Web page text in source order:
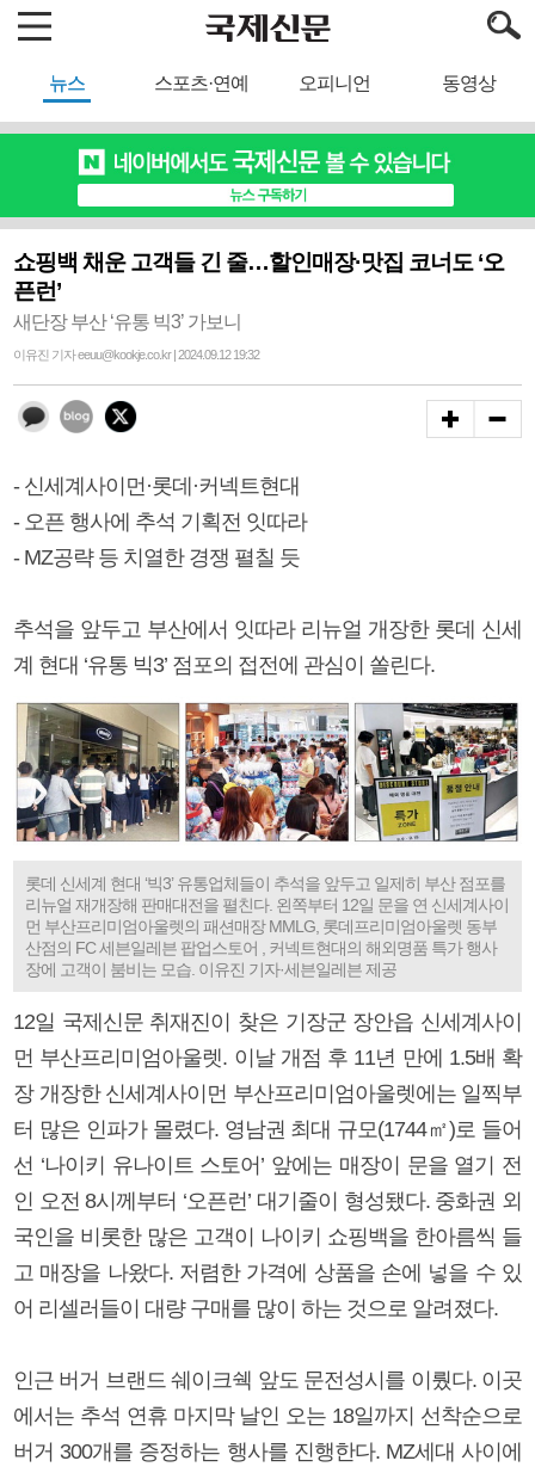
뉴스 스포츠·연예 오피니언 동영상
쇼핑백 채운 고객들 긴 줄…할인매장·맛집 코너도 ‘오
픈런’
새단장 부산 ‘유통 빅3’ 가보니
이유진 기자 eeuu@kookje.co.kr | 2024.09.12 19:32
- 신세계사이먼·롯데·커넥트현대
- 오픈 행사에 추석 기획전 잇따라
- MZ공략 등 치열한 경쟁 펼칠 듯
추석을 앞두고 부산에서 잇따라 리뉴얼 개장한 롯데 신세
계 현대 ‘유통 빅3’ 점포의 접전에 관심이 쏠린다.
롯데 신세계 현대 ‘빅3’ 유통업체들이 추석을 앞두고 일제히 부산 점포를
리뉴얼 재개장해 판매대전을 펼친다. 왼쪽부터 12일 문을 연 신세계사이
먼 부산프리미엄아울렛의 패션매장 MMLG, 롯데프리미엄아울렛 동부
산점의 FC 세븐일레븐 팝업스토어 , 커넥트현대의 해외명품 특가 행사
장에 고객이 붐비는 모습. 이유진 기자·세븐일레븐 제공
12일 국제신문 취재진이 찾은 기장군 장안읍 신세계사이
먼 부산프리미엄아울렛. 이날 개점 후 11년 만에 1.5배 확
장 개장한 신세계사이먼 부산프리미엄아울렛에는 일찍부
터 많은 인파가 몰렸다. 영남권 최대 규모(1744㎡)로 들어
선 ‘나이키 유나이트 스토어’ 앞에는 매장이 문을 열기 전
인 오전 8시께부터 ‘오픈런’ 대기줄이 형성됐다. 중화권 외
국인을 비롯한 많은 고객이 나이키 쇼핑백을 한아름씩 들
고 매장을 나왔다. 저렴한 가격에 상품을 손에 넣을 수 있
어 리셀러들이 대량 구매를 많이 하는 것으로 알려졌다.
인근 버거 브랜드 쉐이크쉑 앞도 문전성시를 이뤘다. 이곳
에서는 추석 연휴 마지막 날인 오는 18일까지 선착순으로
버거 300개를 증정하는 행사를 진행한다. MZ세대 사이에